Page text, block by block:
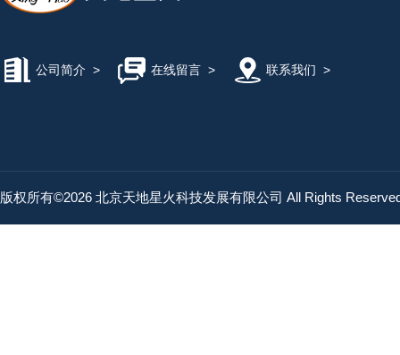
公司简介 > 在线留言> 联系我们 >
版权所有©2026 北京天地星火科技发展有限公司 All Rights